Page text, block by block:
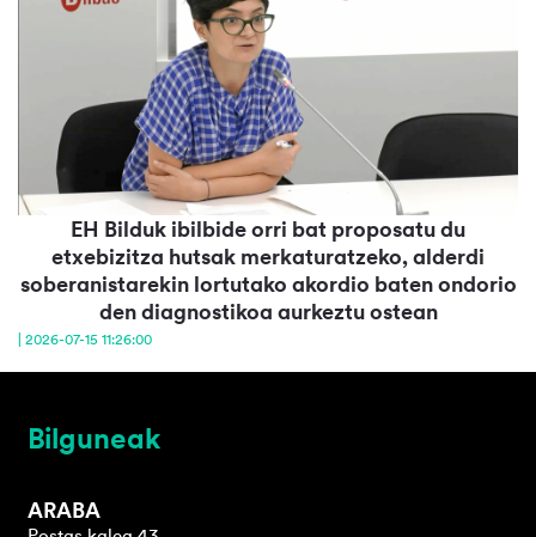
EH Bilduk ibilbide orri bat proposatu du
etxebizitza hutsak merkaturatzeko, alderdi
soberanistarekin lortutako akordio baten ondorio
den diagnostikoa aurkeztu ostean
| 2026-07-15 11:26:00
Bilguneak
ARABA